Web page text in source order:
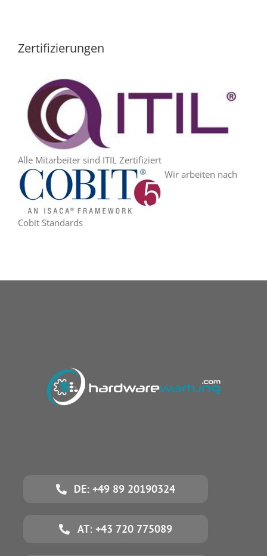
Zertifizierungen
Alle Mitarbeiter sind ITIL Zertifiziert
Wir arbeiten nach
Cobit Standards
DE: +49 89 20190324
AT: +43 720 775089